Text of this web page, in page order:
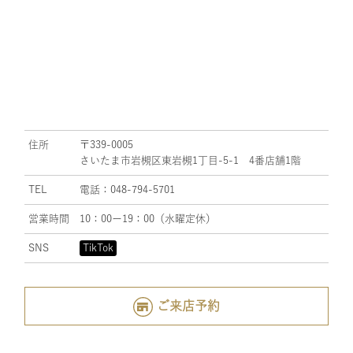
住所
〒339-0005
さいたま市岩槻区東岩槻1丁目-5-1 4番店舗1階
TEL 電話：048-794-5701
営業時間 10：00ー19：00（水曜定休）
SNS TikTok
ご来店予約